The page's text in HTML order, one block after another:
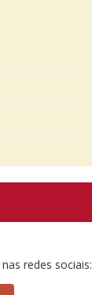
nas redes sociais: